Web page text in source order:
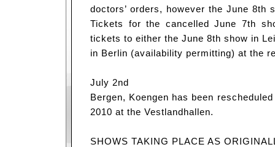
doctors’ orders, however the June 8th
Tickets for the cancelled June 7th
tickets to either the June 8th show in
in Berlin (availability permitting) at the
July 2nd
Bergen, Koengen has been
2010 at the Vestlandhallen.
SHOWS TAKING PLACE AS